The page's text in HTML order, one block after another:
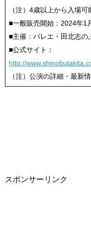
（注）4歳以上から入場可
■一般販売開始：2024年1
■主催：バレエ・田北志の
■公式サイト：
http://
（注）公演の詳細・最新
スポンサーリンク